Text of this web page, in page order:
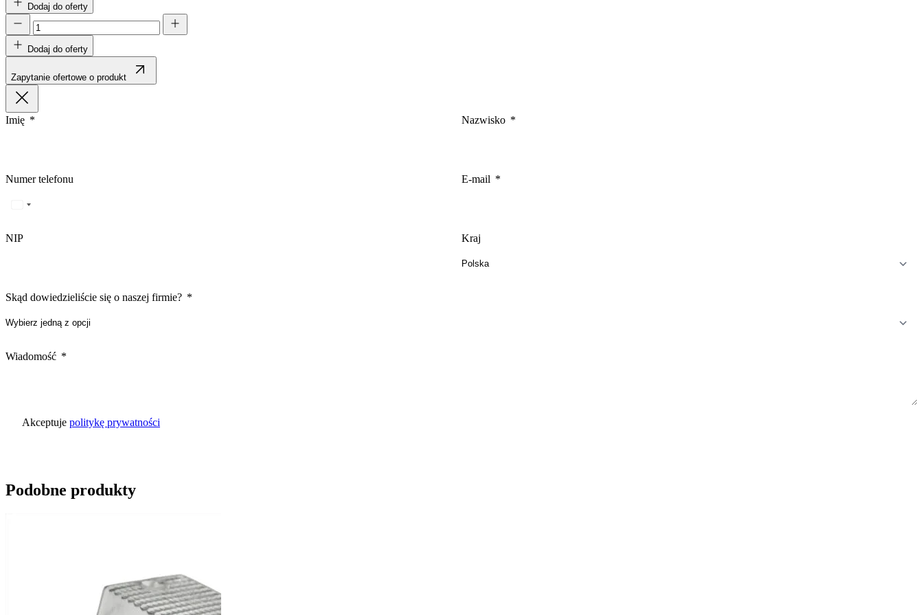
Dodaj do oferty
Dodaj do oferty
Zapytanie ofertowe o produkt
Imię Nazwisko
Numer telefonu E-mail
NIP Kraj
Skąd dowiedzieliście się o naszej firmie?
Wiadomość
Akceptuje politykę prywatności
Podobne produkty